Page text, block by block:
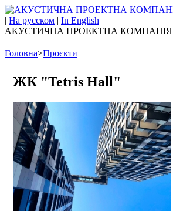
| На русском | In English
АКУСТИЧНА ПРОЕКТНА КОМПАНІЯ
Головна>Проєкти
ЖК "Tetris Hall"